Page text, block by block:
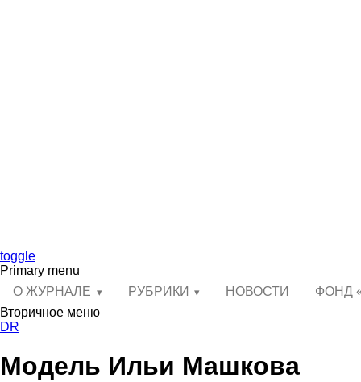
toggle
Primary menu
О ЖУРНАЛЕ
РУБРИКИ НОВОСТИ
ФОНД
Вторичное меню
DR
Модель Ильи Машкова